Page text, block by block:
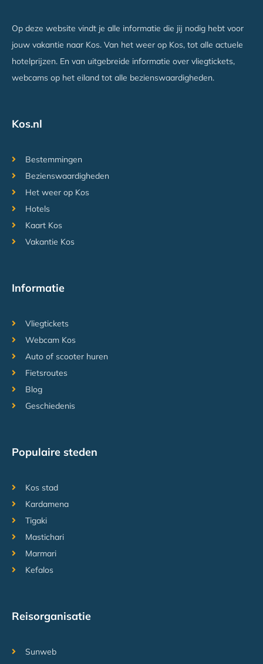
Op deze website vindt je alle informatie die jij nodig hebt voor
jouw vakantie naar Kos. Van het weer op Kos, tot alle actuele
hotelprijzen. En van uitgebreide informatie over vliegtickets,
webcams op het eiland tot alle bezienswaardigheden.
Kos.nl
Bestemmingen
Bezienswaardigheden
Het weer op Kos
Hotels
Kaart Kos
Vakantie Kos
Informatie
Vliegtickets
Webcam Kos
Auto of scooter huren
Fietsroutes
Blog
Geschiedenis
Populaire steden
Kos stad
Kardamena
Tigaki
Mastichari
Marmari
Kefalos
Reisorganisatie
Sunweb